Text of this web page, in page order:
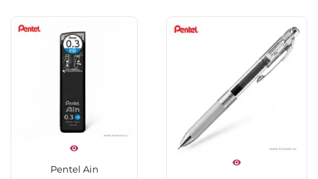
Pentel Ain